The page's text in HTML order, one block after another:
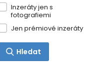
Inzeráty jen s
fotografiemi
Jen prémiové inzeráty
Hledat